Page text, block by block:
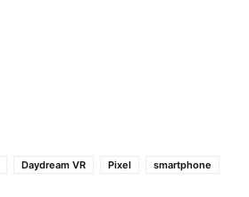
Daydream VR Pixel smartphone